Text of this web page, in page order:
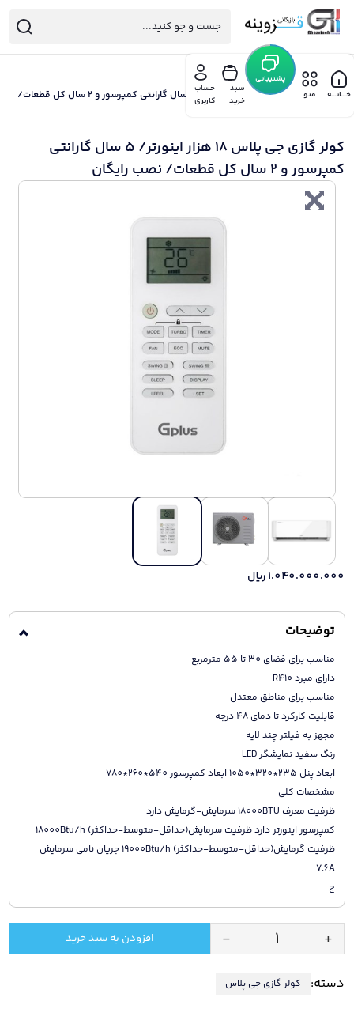
خـــانـــه منو
پشتیبانی
سبد
خرید
حساب
کاربری
خانه
کولر گازی جی پلاس
/ کولر گازی جی پلاس 18 هزار اینورتر/ 5 سال گارانتی کمپرسور و 2 سال کل قطعات/
کولر گازی جی پلاس 18 هزار اینورتر/ 5 سال گارانتی
کمپرسور و 2 سال کل قطعات/ نصب رایگان
1.040.000.000ریال
توضیحات
مناسب برای فضای 30 تا 55 مترمربع
دارای مبرد R410
مناسب براى مناطق معتدل
قابلیت کارکرد تا دمای 48 درجه
مجهز به فیلتر چند لایه
رنگ سفید نمایشگر LED
ابعاد پنل 235*320*1050 ابعاد کمپرسور 540*260*780
مشخصات کلی
ظرفیت معرف 18000BTU سرمایش-گرمایش دارد
کمپرسور اینورتر دارد ظرفیت سرمایش(حداقل-متوسط-حداکثر) 18000Btu/h
ظرفیت گرمایش(حداقل-متوسط-حداکثر) 19000Btu/h جریان نامی سرمایش
7.6A
ج
کولر
جی
+
- افزودن به سبد خرید
دسته: کولر گازی جی پلاس